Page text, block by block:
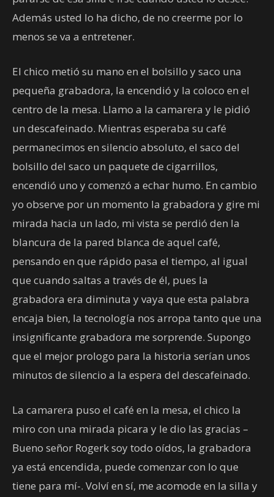
Además usted lo ha dicho, de no creerme por lo
menos se va a entretener.
El chico metió su mano en el bolsillo y saco una
pequeña grabadora, la encendió y la coloco en el
centro de la mesa. Llamo a la camarera y le pidió
un descafeinado. Mientras esperaba su café
permanecimos en silencio absoluto, el saco del
bolsillo del saco un paquete de cigarrillos,
encendió uno y comenzó a echar humo. En cambio
yo observe por un momento la grabadora y gire mi
mirada hacia un lado, mi vista se perdió den la
blancura de la pared blanca de aquel café,
pensando en que rápido pasa el tiempo, al igual
que cuando saltas a través de él, pues la
grabadora era diminuta y vaya que esta palabra
encaja bien, la tecnología nos arropa tanto que una
insignificante grabadora me sorprende. Supongo
que el mejor prologo para la historia serían unos
minutos de silencio a la espera del descafeinado.
La camarera puso el café en la mesa, el chico la
miro con una mirada picara y le dio las gracias –
Bueno señor Rogerk soy todo oídos, la grabadora
ya está encendida, puede comenzar con lo que
tiene para mí-. Volví en sí, me acomode en la silla y